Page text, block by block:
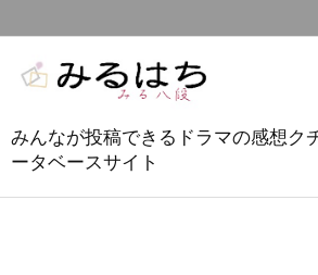
みんなが投稿できるドラマの感想ク
ータベースサイト